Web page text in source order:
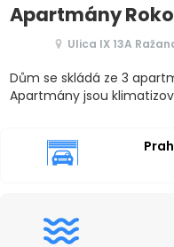
Apartmány Roko
Ulica IX 13A
Dům se skládá ze 3
Apartmány jsou